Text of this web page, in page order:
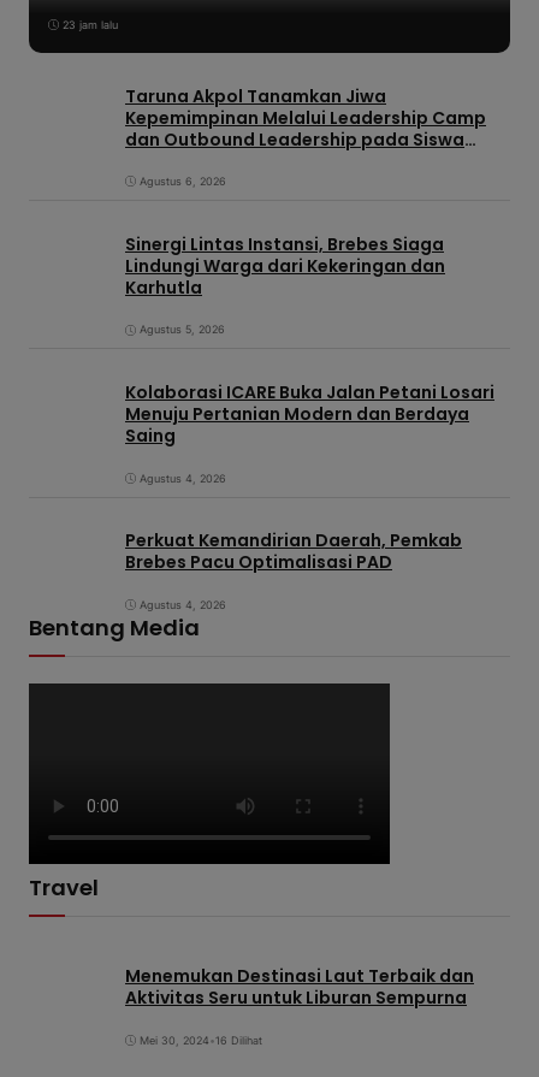
23 jam lalu
Taruna Akpol Tanamkan Jiwa
Kepemimpinan Melalui Leadership Camp
dan Outbound Leadership pada Siswa
Agustus 6, 2026
Sinergi Lintas Instansi, Brebes Siaga
Lindungi Warga dari Kekeringan dan
Karhutla
Agustus 5, 2026
Kolaborasi ICARE Buka Jalan Petani Losari
Menuju Pertanian Modern dan Berdaya
Saing
Agustus 4, 2026
Perkuat Kemandirian Daerah, Pemkab
Brebes Pacu Optimalisasi PAD
Agustus 4, 2026
Bentang Media
Travel
Menemukan Destinasi Laut Terbaik dan
Aktivitas Seru untuk Liburan Sempurna
Mei 30, 2024•16 Dilihat